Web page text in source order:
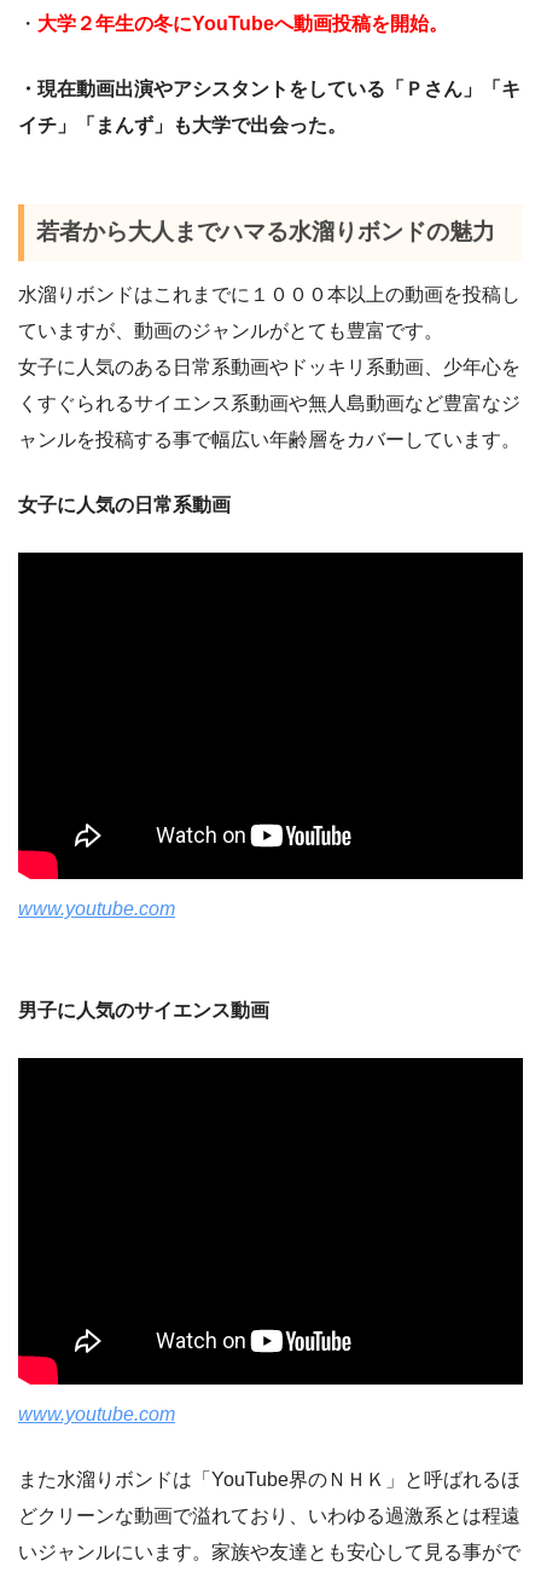
・ 大学２年生の冬にYouTubeへ動画投稿を開始。
・現在動画出演やアシスタントをしている「Ｐさん」「キ
イチ」「まんず」も大学で出会った。
若者から大人までハマる水溜りボンドの魅力
水溜りボンドはこれまでに１０００本以上の動画を投稿し
ていますが、動画のジャンルがとても豊富です。
女子に人気のある日常系動画やドッキリ系動画、少年心を
くすぐられるサイエンス系動画や無人島動画など豊富なジ
ャンルを投稿する事で幅広い年齢層をカバーしています。
女子に人気の日常系動画
www.youtube.com
男子に人気のサイエンス動画
www.youtube.com
また水溜りボンドは「YouTube界のＮＨＫ」と呼ばれるほ
どクリーンな動画で溢れており、いわゆる過激系とは程遠
いジャンルにいます。家族や友達とも安心して見る事がで